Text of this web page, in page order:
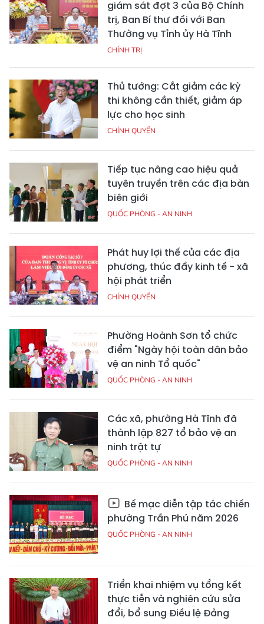
giám sát đợt 3 của Bộ Chính
trị, Ban Bí thư đối với Ban
Thường vụ Tỉnh ủy Hà Tĩnh
CHÍNH TRỊ
Thủ tướng: Cắt giảm các kỳ
thi không cần thiết, giảm áp
lực cho học sinh
CHÍNH QUYỀN
Tiếp tục nâng cao hiệu quả
tuyên truyền trên các địa bàn
biên giới
QUỐC PHÒNG - AN NINH
Phát huy lợi thế của các địa
phương, thúc đẩy kinh tế - xã
hội phát triển
CHÍNH QUYỀN
Phường Hoành Sơn tổ chức
điểm "Ngày hội toàn dân bảo
vệ an ninh Tổ quốc"
QUỐC PHÒNG - AN NINH
Các xã, phường Hà Tĩnh đã
thành lập 827 tổ bảo vệ an
ninh trật tự
QUỐC PHÒNG - AN NINH
Bế mạc diễn tập tác chiến
phường Trần Phú năm 2026
QUỐC PHÒNG - AN NINH
Triển khai nhiệm vụ tổng kết
thực tiễn và nghiên cứu sửa
đổi, bổ sung Điều lệ Đảng